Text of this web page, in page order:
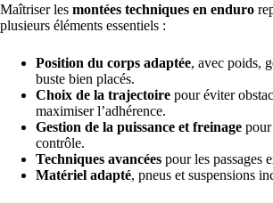
Maîtriser les montées techniques en enduro
plusieurs éléments essentiels :
Position du corps adaptée, avec poids,
buste bien placés.
Choix de la trajectoire pour éviter
maximiser l’adhérence.
Gestion de la puissance et freinage
contrôle.
Techniques avancées pour les passages
Matériel adapté, pneus et suspensions